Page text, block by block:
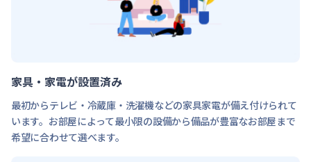
家具・家電が設置済み
最初からテレビ・冷蔵庫・洗濯機などの家具家電が備え付けられて
います。お部屋によって最小限の設備から備品が豊富なお部屋まで
希望に合わせて選べます。